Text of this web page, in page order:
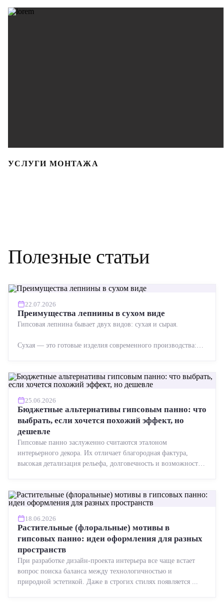
УСЛУГИ МОНТАЖА
Полезные статьи
22.07.2026
Преимущества лепнины в сухом виде
Гипсовая лепнина бывает двух видов: сухая и сырая.
Сухая — это готовые изделия современного производства:
25.06.2026
Бюджетные альтернативы гипсовым панно: что
выбрать, если хочется похожий эффект, но
дешевле
Гипсовые панно заслуженно считаются эталоном
интерьерного декора. Их отличает благородная фактура,
высокая детализация рельефа, долговечность и возможность
18.06.2026
Растительные (флоральные) мотивы в
гипсовых панно: идеи оформления для разных
пространств
При разработке дизайн-проекта интерьера все чаще встает
вопрос поиска баланса между технологичностью и
природной эстетикой. Даже в строгих стилях появляется ...